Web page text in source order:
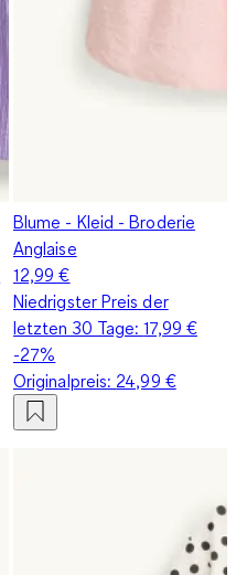
Blume - Kleid - Broderie
Anglaise
12,99 €
Niedrigster Preis der
letzten 30 Tage:17,99 €
-27%
Originalpreis: 24,99 €